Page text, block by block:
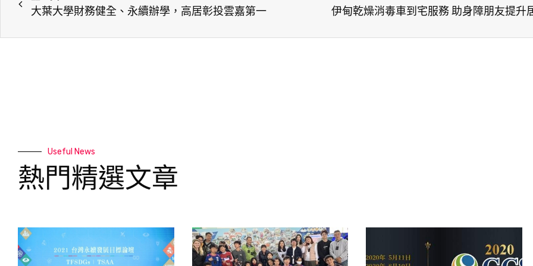
​大葉大學財務健全、永續辦學，高居彰投雲嘉第一​ 伊甸乾燥消毒車到宅服務 助身障朋友提升
Useful News
熱門精選文章